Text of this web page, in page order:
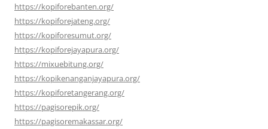
https://kopiforebanten.org/
https://kopiforejateng.org/
https://kopiforesumut.org/
https://kopiforejayapura.org/
https://mixuebitung.org/
https://kopikenanganjayapura.org/
https://kopiforetangerang.org/
https://pagisorepik.org/
https://pagisoremakassar.org/